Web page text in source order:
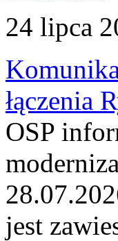
24 lipca
łączenia
OSP
jest